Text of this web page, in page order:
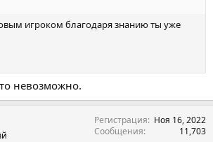
игроком благодаря знанию ты уже
невозможно.
Регистрация
Ноя 16, 2022
Сообщения
11,703